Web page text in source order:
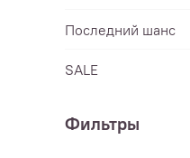
Последний шанс
SALE
Фильтры